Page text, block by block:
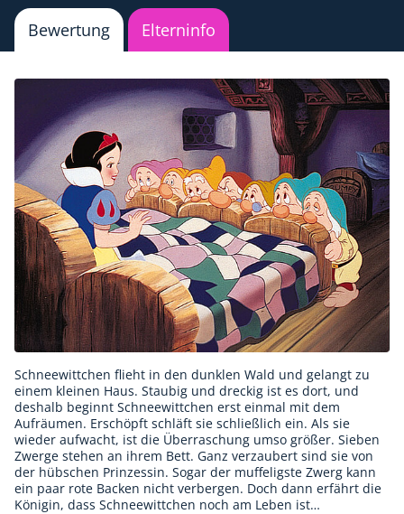
Bewertung Elterninfo
Schneewittchen flieht in den dunklen Wald und gelangt zu
einem kleinen Haus. Staubig und dreckig ist es dort, und
deshalb beginnt Schneewittchen erst einmal mit dem
Aufräumen. Erschöpft schläft sie schließlich ein. Als sie
wieder aufwacht, ist die Überraschung umso größer. Sieben
Zwerge stehen an ihrem Bett. Ganz verzaubert sind sie von
der hübschen Prinzessin. Sogar der muffeligste Zwerg kann
ein paar rote Backen nicht verbergen. Doch dann erfährt die
Königin, dass Schneewittchen noch am Leben ist…